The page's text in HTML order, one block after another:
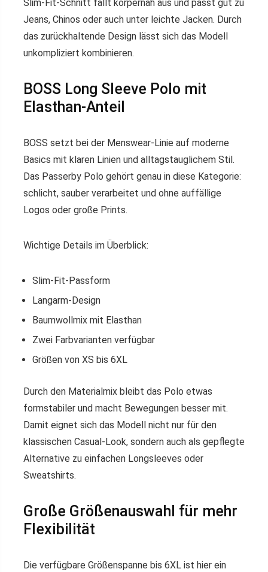
Slim-Fit-Schnitt fällt körpernah aus und passt gut zu
Jeans, Chinos oder auch unter leichte Jacken. Durch
das zurückhaltende Design lässt sich das Modell
unkompliziert kombinieren.
BOSS Long Sleeve Polo mit
Elasthan-Anteil
BOSS setzt bei der Menswear-Linie auf moderne
Basics mit klaren Linien und alltagstauglichem Stil.
Das Passerby Polo gehört genau in diese Kategorie:
schlicht, sauber verarbeitet und ohne auffällige
Logos oder große Prints.
Wichtige Details im Überblick:
Slim-Fit-Passform
Langarm-Design
Baumwollmix mit Elasthan
Zwei Farbvarianten verfügbar
Größen von XS bis 6XL
Durch den Materialmix bleibt das Polo etwas
formstabiler und macht Bewegungen besser mit.
Damit eignet sich das Modell nicht nur für den
klassischen Casual-Look, sondern auch als gepflegte
Alternative zu einfachen Longsleeves oder
Sweatshirts.
Große Größenauswahl für mehr
Flexibilität
Die verfügbare Größenspanne bis 6XL ist hier ein